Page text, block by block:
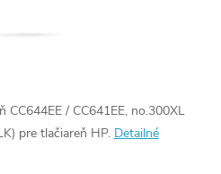
CC644EE / CC641EE, no.300XL
pre tlačiareň HP. Detailné